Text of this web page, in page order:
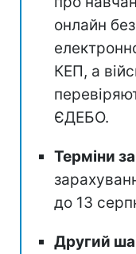
онлайн
КЕП, а
ЄДЕБО.
Терміни
до 13
Другий